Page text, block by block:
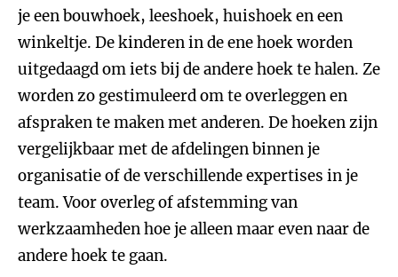
je een bouwhoek, leeshoek, huishoek en een
winkeltje. De kinderen in de ene hoek worden
uitgedaagd om iets bij de andere hoek te halen. Ze
worden zo gestimuleerd om te overleggen en
afspraken te maken met anderen. De hoeken zijn
vergelijkbaar met de afdelingen binnen je
organisatie of de verschillende expertises in je
team. Voor overleg of afstemming van
werkzaamheden hoe je alleen maar even naar de
andere hoek te gaan.